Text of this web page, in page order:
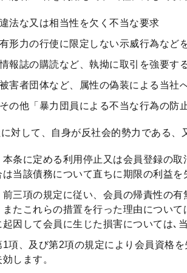
違法な又は相当性を欠く不当な要求
有形力の行使に限定しない示威行為など
情報誌の購読など、執拗に取引を強要す
被害者団体など、属性の偽装による当社
その他「暴力団員による不当な行為の防
対して、自身が反社会的勢力である
本条に定める利用停止又は会員登録の
は当該債務について直ちに期限の利益を
前三項の規定に従い、会員の帰責性の
またこれらの措置を行った理由につい
起因して会員に生じた損害については､
1項、及び第2項の規定により会員資格
します。